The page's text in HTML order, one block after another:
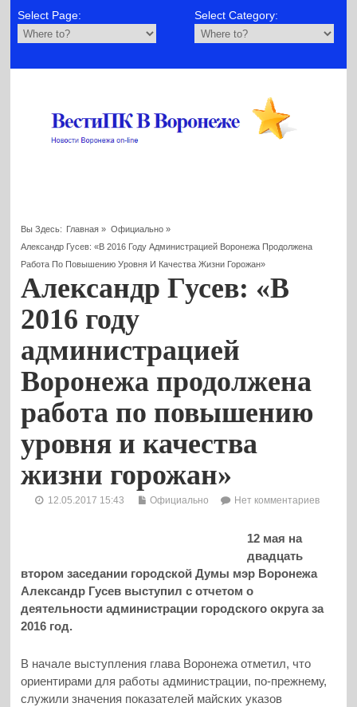
Select Page: Select Category:
Вы Здесь: Главная » Официально»
Александр Гусев: «В 2016 Году Администрацией Воронежа Продолжена
Работа По Повышению Уровня И Качества Жизни Горожан»
Александр Гусев: «В
2016 году
администрацией
Воронежа продолжена
работа по повышению
уровня и качества
жизни горожан»
12.05.2017 15:43 Официально Нет комментариев
12 мая на
двадцать
втором заседании городской Думы мэр Воронежа
Александр Гусев выступил с отчетом о
деятельности администрации городского округа за
2016 год.
В начале выступления глава Воронежа отметил, что
ориентирами для работы администрации, по-прежнему,
служили значения показателей майских указов